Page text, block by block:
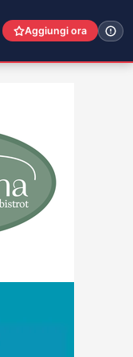
Aggiungi ora